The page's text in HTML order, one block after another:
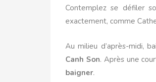
Contemplez se défiler
exactement, comme
Au milieu d’après-midi,
Canh Son. Après une
baigner.